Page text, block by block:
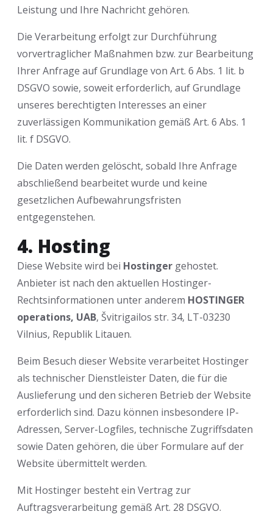
Leistung und Ihre Nachricht gehören.
Die Verarbeitung erfolgt zur Durchführung
vorvertraglicher Maßnahmen bzw. zur Bearbeitung
Ihrer Anfrage auf Grundlage von Art. 6 Abs. 1 lit. b
DSGVO sowie, soweit erforderlich, auf Grundlage
unseres berechtigten Interesses an einer
zuverlässigen Kommunikation gemäß Art. 6 Abs. 1
lit. f DSGVO.
Die Daten werden gelöscht, sobald Ihre Anfrage
abschließend bearbeitet wurde und keine
gesetzlichen Aufbewahrungsfristen
entgegenstehen.
4. Hosting
Diese Website wird bei Hostinger gehostet.
Anbieter ist nach den aktuellen Hostinger-
Rechtsinformationen unter anderem HOSTINGER
operations, UAB, Švitrigailos str. 34, LT-03230
Vilnius, Republik Litauen.
Beim Besuch dieser Website verarbeitet Hostinger
als technischer Dienstleister Daten, die für die
Auslieferung und den sicheren Betrieb der Website
erforderlich sind. Dazu können insbesondere IP-
Adressen, Server-Logfiles, technische Zugriffsdaten
sowie Daten gehören, die über Formulare auf der
Website übermittelt werden.
Mit Hostinger besteht ein Vertrag zur
Auftragsverarbeitung gemäß Art. 28 DSGVO.